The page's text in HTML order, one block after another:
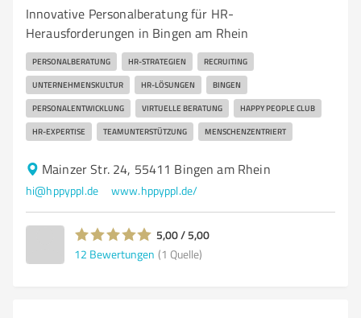
Innovative Personalberatung für HR-
Herausforderungen in Bingen am Rhein
PERSONALBERATUNG HR-STRATEGIEN RECRUITING
UNTERNEHMENSKULTUR HR-LÖSUNGEN BINGEN
PERSONALENTWICKLUNG VIRTUELLE BERATUNG HAPPY PEOPLE CLUB
HR-EXPERTISE TEAMUNTERSTÜTZUNG MENSCHENZENTRIERT
Mainzer Str. 24, 55411 Bingen am Rhein
hi@hppyppl.de www.hppyppl.de/
5,00 / 5,00
12 Bewertungen (1 Quelle)